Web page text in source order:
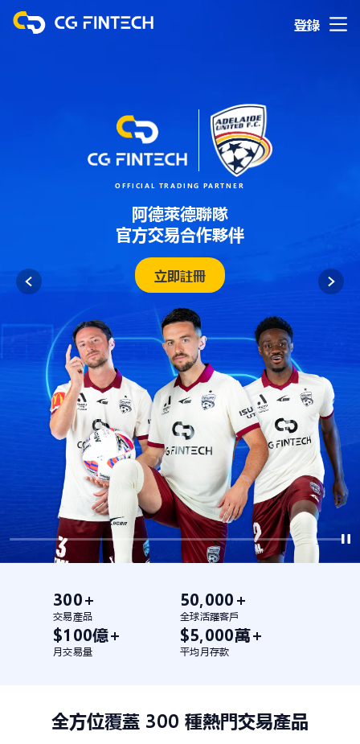
登錄
OFFICIAL TRADING PARTNER
阿德萊德聯隊
官方交易合作夥伴
立即註冊
300+
交易產品
50,000+
全球活躍客戶
$100億+
月交易量
$5,000萬+
平均月存款
全方位覆蓋 300 種熱門交易產品